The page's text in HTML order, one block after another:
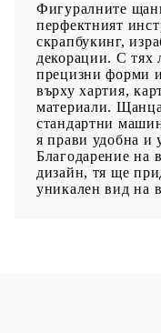
Фигуралните
перфектният
скрапбукинг,
декорации. С тях
прецизни форми
върху хартия,
материали.
стандартни
я прави удобна и
Благодарение на
дизайн, тя ще
уникален вид на